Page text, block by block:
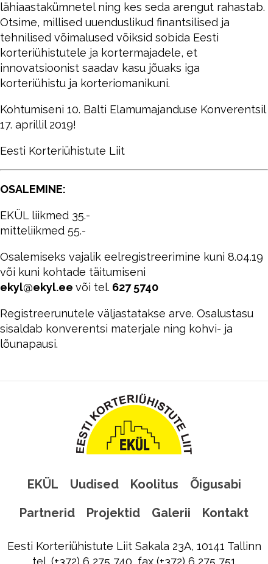
lähiaastakümnetel ning kes seda arengut rahastab.
Otsime, millised uuenduslikud finantsilised ja
tehnilised võimalused võiksid sobida Eesti
korteriühistutele ja kortermajadele, et
innovatsioonist saadav kasu jõuaks iga
korteriühistu ja korteriomanikuni.
Kohtumiseni 10. Balti Elamumajanduse Konverentsil
17. aprillil 2019!
Eesti Korteriühistute Liit
OSALEMINE:
EKÜL liikmed 35.-
mitteliikmed 55.-
Osalemiseks vajalik eelregistreerimine kuni 8.04.19
või kuni kohtade täitumiseni
ekyl@ekyl.ee või tel. 627 5740
Registreerunutele väljastatakse arve. Osalustasu
sisaldab konverentsi materjale ning kohvi- ja
lõunapausi.
EKÜL Uudised Koolitus
Õigusabi
Partnerid
Projektid Galerii Kontakt
Eesti Korteriühistute Liit Sakala 23A, 10141 Tallinn